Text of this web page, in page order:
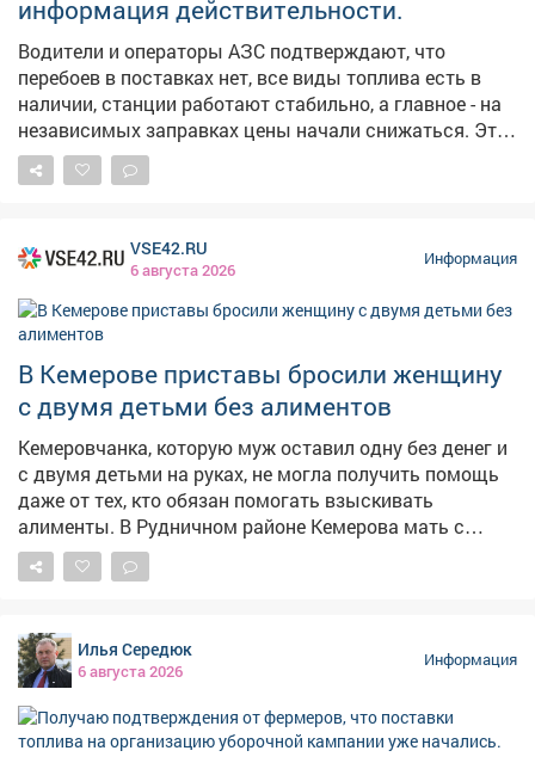
информация действительности.
Водители и операторы АЗС подтверждают, что
перебоев в поставках нет, все виды топлива есть в
наличии, станции работают стабильно, а главное - на
независимых заправках цены начали снижаться. Это
хорошие новости. Но вопрос остается на контроле -
будем и дальше работать с оптовиками, розничными
VSE42.RU
6 августа 2026
Информация
В Кемерове приставы бросили женщину
с двумя детьми без алиментов
Кемеровчанка, которую муж оставил одну без денег и
с двумя детьми на руках, не могла получить помощь
даже от тех, кто обязан помогать взыскивать
алименты. В Рудничном районе Кемерова мать с
двумя детьми не могла получить алименты от
бывшего супруга. Мать растит 9-летнего сына и 14-
платил,а силовики не принимали мер, сообщает в
четверг областная прокуратура. – Должностными
лицами службы судебных приставов своевременно не
приняты исчерпывающие меры, направленные на
взыскание задолженности, – сказали в прокуратуре.
Илья Середюк
6 августа 2026
Информация